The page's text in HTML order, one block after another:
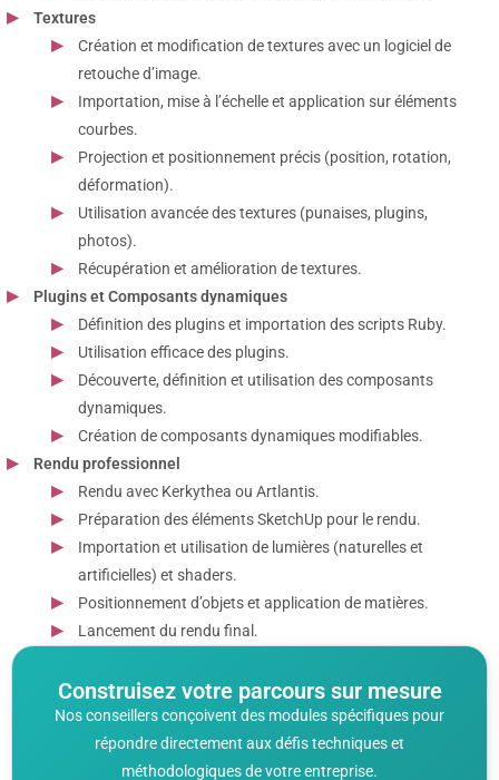
Textures
Création et modification de textures avec un logiciel de
retouche d’image.
Importation, mise à l’échelle et application sur éléments
courbes.
Projection et positionnement précis (position, rotation,
déformation).
Utilisation avancée des textures (punaises, plugins,
photos).
Récupération et amélioration de textures.
Plugins et Composants dynamiques
Définition des plugins et importation des scripts Ruby.
Utilisation efficace des plugins.
Découverte, définition et utilisation des composants
dynamiques.
Création de composants dynamiques modifiables.
Rendu professionnel
Rendu avec Kerkythea ou Artlantis.
Préparation des éléments SketchUp pour le rendu.
Importation et utilisation de lumières (naturelles et
artificielles) et shaders.
Positionnement d’objets et application de matières.
Lancement du rendu final.
Construisez votre parcours sur mesure
Nos conseillers conçoivent des modules spécifiques pour
répondre directement aux défis techniques et
méthodologiques de votre entreprise.